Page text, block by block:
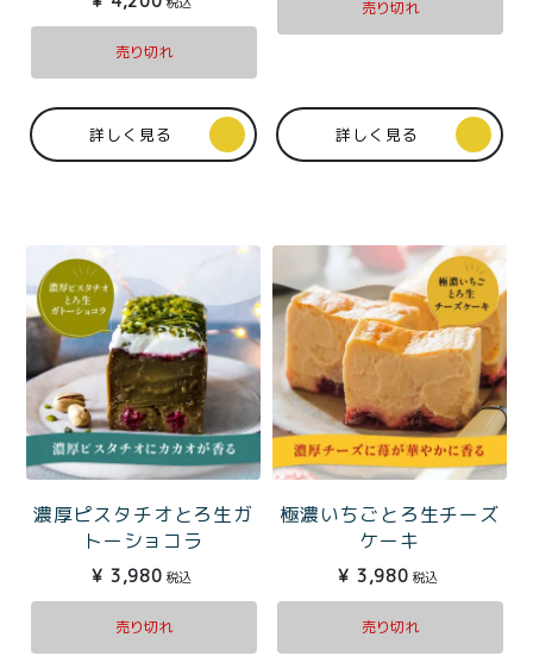
価格別
¥2,000〜¥3,999
〜¥1,999
読みもの
会社概要
お問い合わせ
商品
特集記事
メンバー特典
ご利用ガイド
プライバシーポリシー
売り切れ
詳しく見る
売り切れ
詳しく見る
濃厚ピスタチオとろ生ガ
トーショコラ
¥ 3,980 税込
売り切れ
極濃いちごとろ生チーズ
ケーキ
¥ 3,980 税込
売り切れ